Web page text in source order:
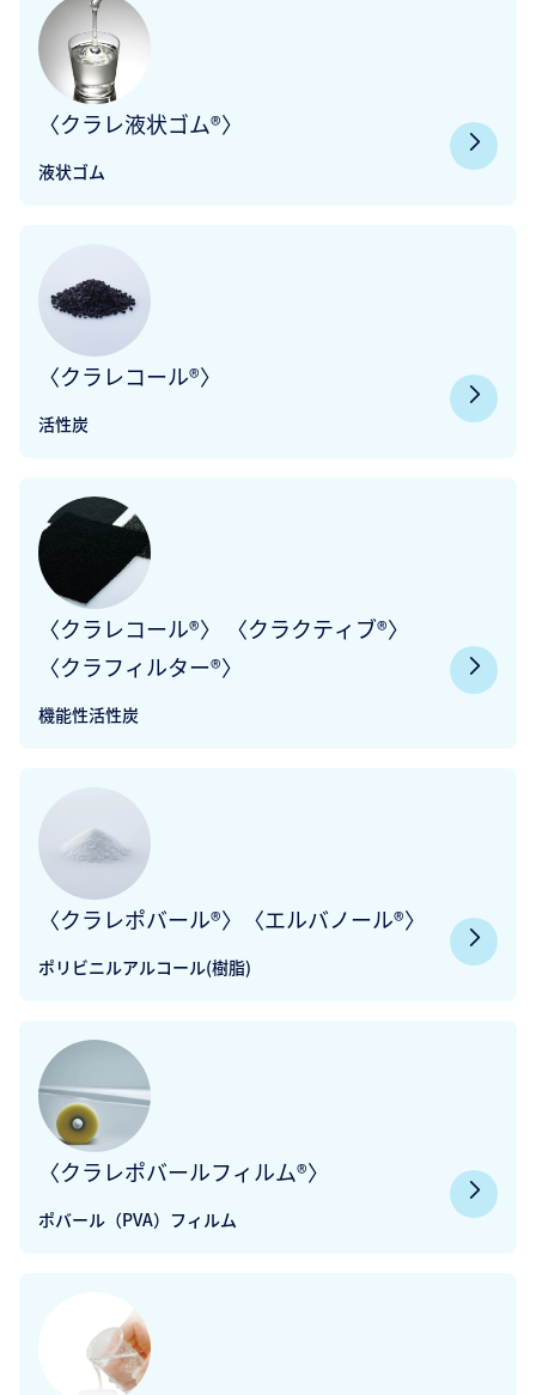
〈クラレ液状ゴム®〉
液状ゴム
〈クラレコール®〉
活性炭
〈クラレコール®〉 〈クラクティブ®〉
〈クラフィルター®〉
機能性活性炭
〈クラレポバール®〉〈エルバノール®〉
ポリビニルアルコール(樹脂)
〈クラレポバールフィルム®〉
ポバール（PVA）フィルム